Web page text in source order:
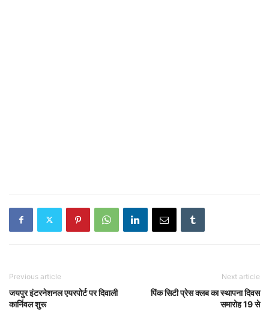
Previous article
जयपुर इंटरनेशनल एयरपोर्ट पर दिवाली
कार्निवल शुरू
Next article
पिंक सिटी प्रेस क्लब का स्थापना दिवस
समारोह 19 से